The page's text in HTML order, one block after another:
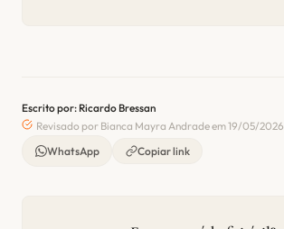
Escrito por: Ricardo Bressan
Revisado por Bianca Mayra Andrade em 19/05/2026
WhatsApp
Copiar link